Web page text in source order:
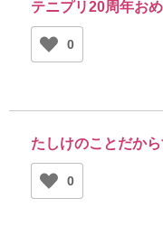
テニプリ20周年お
0
たしけのことだか
0